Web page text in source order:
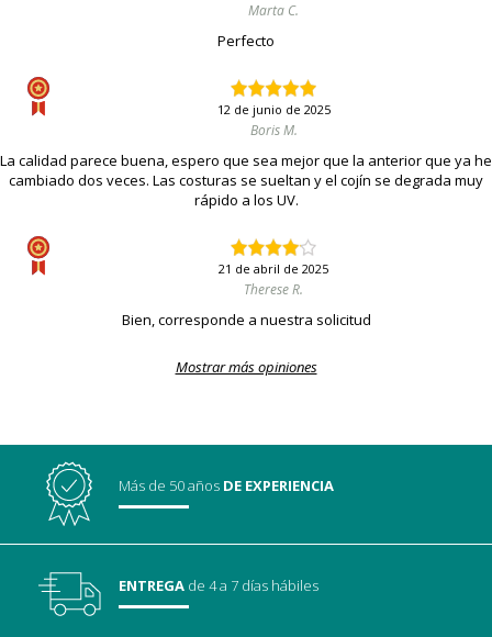
Marta C.
Perfecto
12 de junio de 2025
Boris M.
La calidad parece buena, espero que sea mejor que la anterior que ya he
cambiado dos veces. Las costuras se sueltan y el cojín se degrada muy
rápido a los UV.
21 de abril de 2025
Therese R.
Bien, corresponde a nuestra solicitud
Mostrar más opiniones
Más de 50 años DE EXPERIENCIA
ENTREGA de 4 a 7 días hábiles